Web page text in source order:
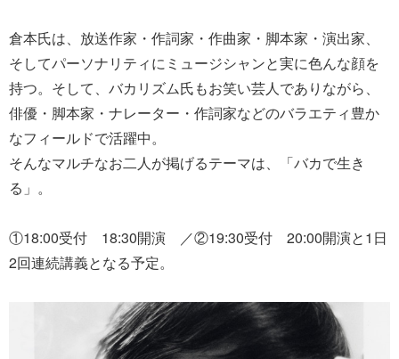
倉本氏は、放送作家・作詞家・作曲家・脚本家・演出家、
そしてパーソナリティにミュージシャンと実に色んな顔を
持つ。そして、バカリズム氏もお笑い芸人でありながら、
俳優・脚本家・ナレーター・作詞家などのバラエティ豊か
なフィールドで活躍中。
そんなマルチなお二人が掲げるテーマは、「バカで生き
る」。
①18:00受付 18:30開演 ／②19:30受付 20:00開演と1日
2回連続講義となる予定。